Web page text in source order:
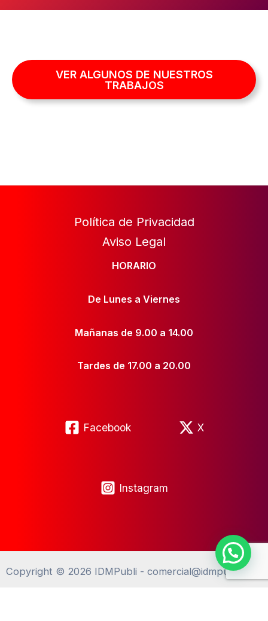
VER ALGUNOS DE NUESTROS
TRABAJOS
Política de Privacidad
Aviso Legal
HORARIO
De Lunes a Viernes
Mañanas de 9.00 a 14.00
Tardes de 17.00 a 20.00
Facebook X
Instagram
Copyright © 2026 IDMPubli - comercial@idmpubli.com